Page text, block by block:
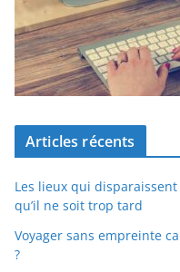
Articles récents
Les lieux qui
qu’il ne soit trop tard
Voyager sans empreinte
?